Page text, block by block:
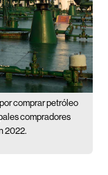
comprar petróleo
compradores
2022.